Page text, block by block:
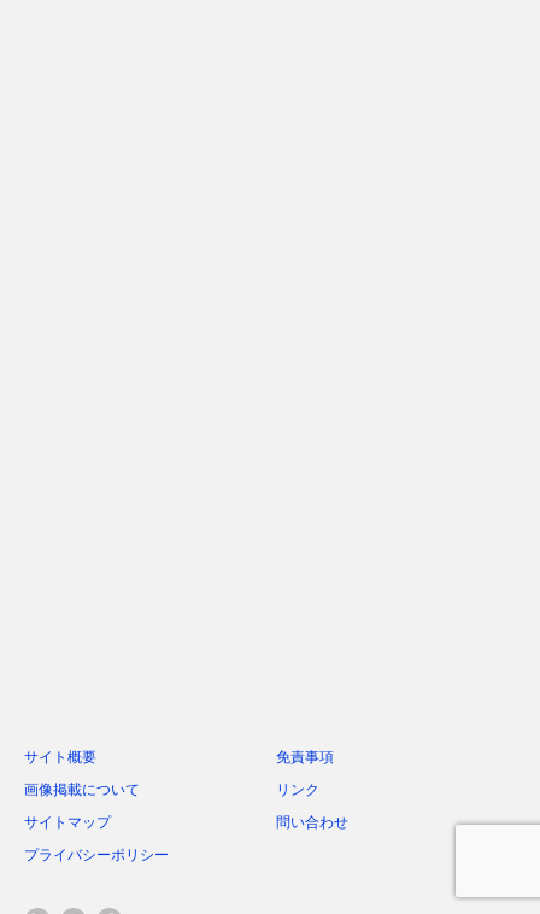
サイト概要
免責事項
画像掲載について
リンク
サイトマップ
問い合わせ
プライバシーポリシー